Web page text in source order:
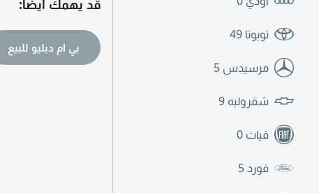
تويوتا 49
مرسيدس 5
شفروليه 9
فيات 0
فورد5
قد يهمك أيضاً:
بي ام دبليو للبيع